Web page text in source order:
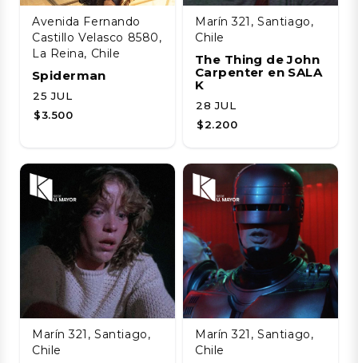
Avenida Fernando
Castillo Velasco 8580,
La Reina, Chile
Spiderman
25 JUL
$3.500
Marín 321, Santiago,
Chile
The Thing de John
Carpenter en SALA
K
28 JUL
$2.200
Marín 321, Santiago,
Chile
Marín 321, Santiago,
Chile